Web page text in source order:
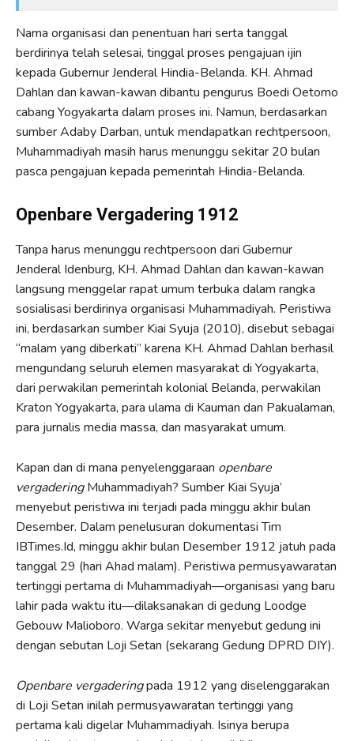
Nama organisasi dan penentuan hari serta tanggal
berdirinya telah selesai, tinggal proses pengajuan ijin
kepada Gubernur Jenderal Hindia-Belanda. KH. Ahmad
Dahlan dan kawan-kawan dibantu pengurus Boedi Oetomo
cabang Yogyakarta dalam proses ini. Namun, berdasarkan
sumber Adaby Darban, untuk mendapatkan rechtpersoon,
Muhammadiyah masih harus menunggu sekitar 20 bulan
pasca pengajuan kepada pemerintah Hindia-Belanda.
Openbare Vergadering 1912
Tanpa harus menunggu rechtpersoon dari Gubernur
Jenderal Idenburg, KH. Ahmad Dahlan dan kawan-kawan
langsung menggelar rapat umum terbuka dalam rangka
sosialisasi berdirinya organisasi Muhammadiyah. Peristiwa
ini, berdasarkan sumber Kiai Syuja (2010), disebut sebagai
“malam yang diberkati” karena KH. Ahmad Dahlan berhasil
mengundang seluruh elemen masyarakat di Yogyakarta,
dari perwakilan pemerintah kolonial Belanda, perwakilan
Kraton Yogyakarta, para ulama di Kauman dan Pakualaman,
para jurnalis media massa, dan masyarakat umum.
Kapan dan di mana penyelenggaraan openbare
vergaderingMuhammadiyah? Sumber Kiai Syuja’
menyebut peristiwa ini terjadi pada minggu akhir bulan
Desember. Dalam penelusuran dokumentasi Tim
IBTimes.Id, minggu akhir bulan Desember 1912 jatuh pada
tanggal 29 (hari Ahad malam). Peristiwa permusyawaratan
tertinggi pertama di Muhammadiyah—organisasi yang baru
lahir pada waktu itu—dilaksanakan di gedung Loodge
Gebouw Malioboro. Warga sekitar menyebut gedung ini
dengan sebutan Loji Setan (sekarang Gedung DPRD DIY).
Openbare vergaderingpada 1912 yang diselenggarakan
di Loji Setan inilah permusyawaratan tertinggi yang
pertama kali digelar Muhammadiyah. Isinya berupa